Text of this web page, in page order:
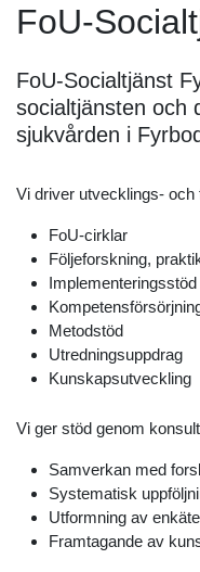
FoU-
FoU-Socialtjänst
socialtjänsten och
sjukvården i
Vi driver utvecklings-
FoU-cirklar
Följeforskning,
Implementeringsstöd
Metodstöd
Utredningsuppdrag
Kunskapsutveckling
Vi ger stöd genom
Samverkan med
Systematisk
Utformning av
Framtagande av